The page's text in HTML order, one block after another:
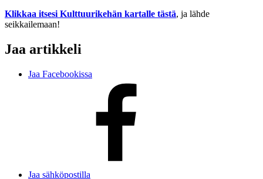
Klikkaa itsesi Kulttuurikehän kartalle tästä, ja lähde
seikkailemaan!
Jaa artikkeli
Jaa Facebookissa
Jaa sähköpostilla